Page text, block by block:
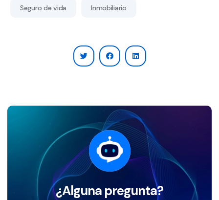
Seguro de vida Inmobiliario
¿Alguna pregunta?